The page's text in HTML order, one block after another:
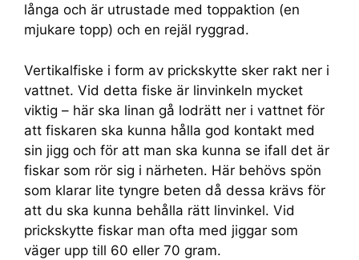
långa och är utrustade med toppaktion (en
mjukare topp) och en rejäl ryggrad.
Vertikalfiske i form av prickskytte sker rakt ner i
vattnet. Vid detta fiske är linvinkeln mycket
viktig – här ska linan gå lodrätt ner i vattnet för
att fiskaren ska kunna hålla god kontakt med
sin jigg och för att man ska kunna se ifall det är
fiskar som rör sig i närheten. Här behövs spön
som klarar lite tyngre beten då dessa krävs för
att du ska kunna behålla rätt linvinkel. Vid
prickskytte fiskar man ofta med jiggar som
väger upp till 60 eller 70 gram.